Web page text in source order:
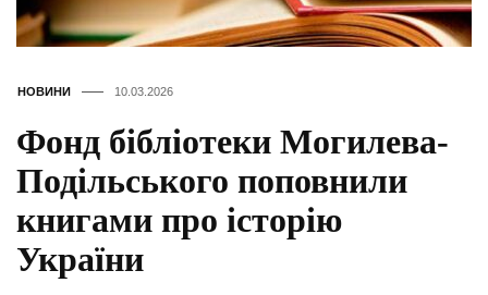
НОВИНИ 10.03.2026
Фонд бібліотеки Могилева-
Подільського поповнили
книгами про історію
України